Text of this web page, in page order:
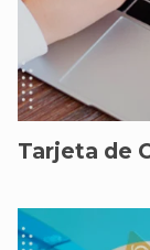
Tarjeta de